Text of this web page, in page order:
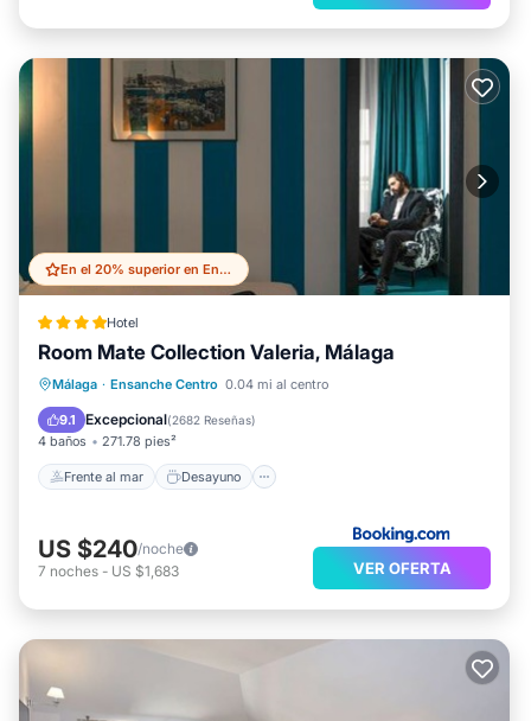
En el 20% superior en Ensanche Centro
Hotel
Room Mate Collection Valeria, Málaga
Málaga · Ensanche Centro 0.04 mi al centro
9.1 Excepcional(2682 Reseñas)
4 baños 271.78 pies²
Frente al mar Desayuno
Frente al mar Desayuno
Vista al mar
US $240/noche
7 noches - US $1,683 VER OFERTA